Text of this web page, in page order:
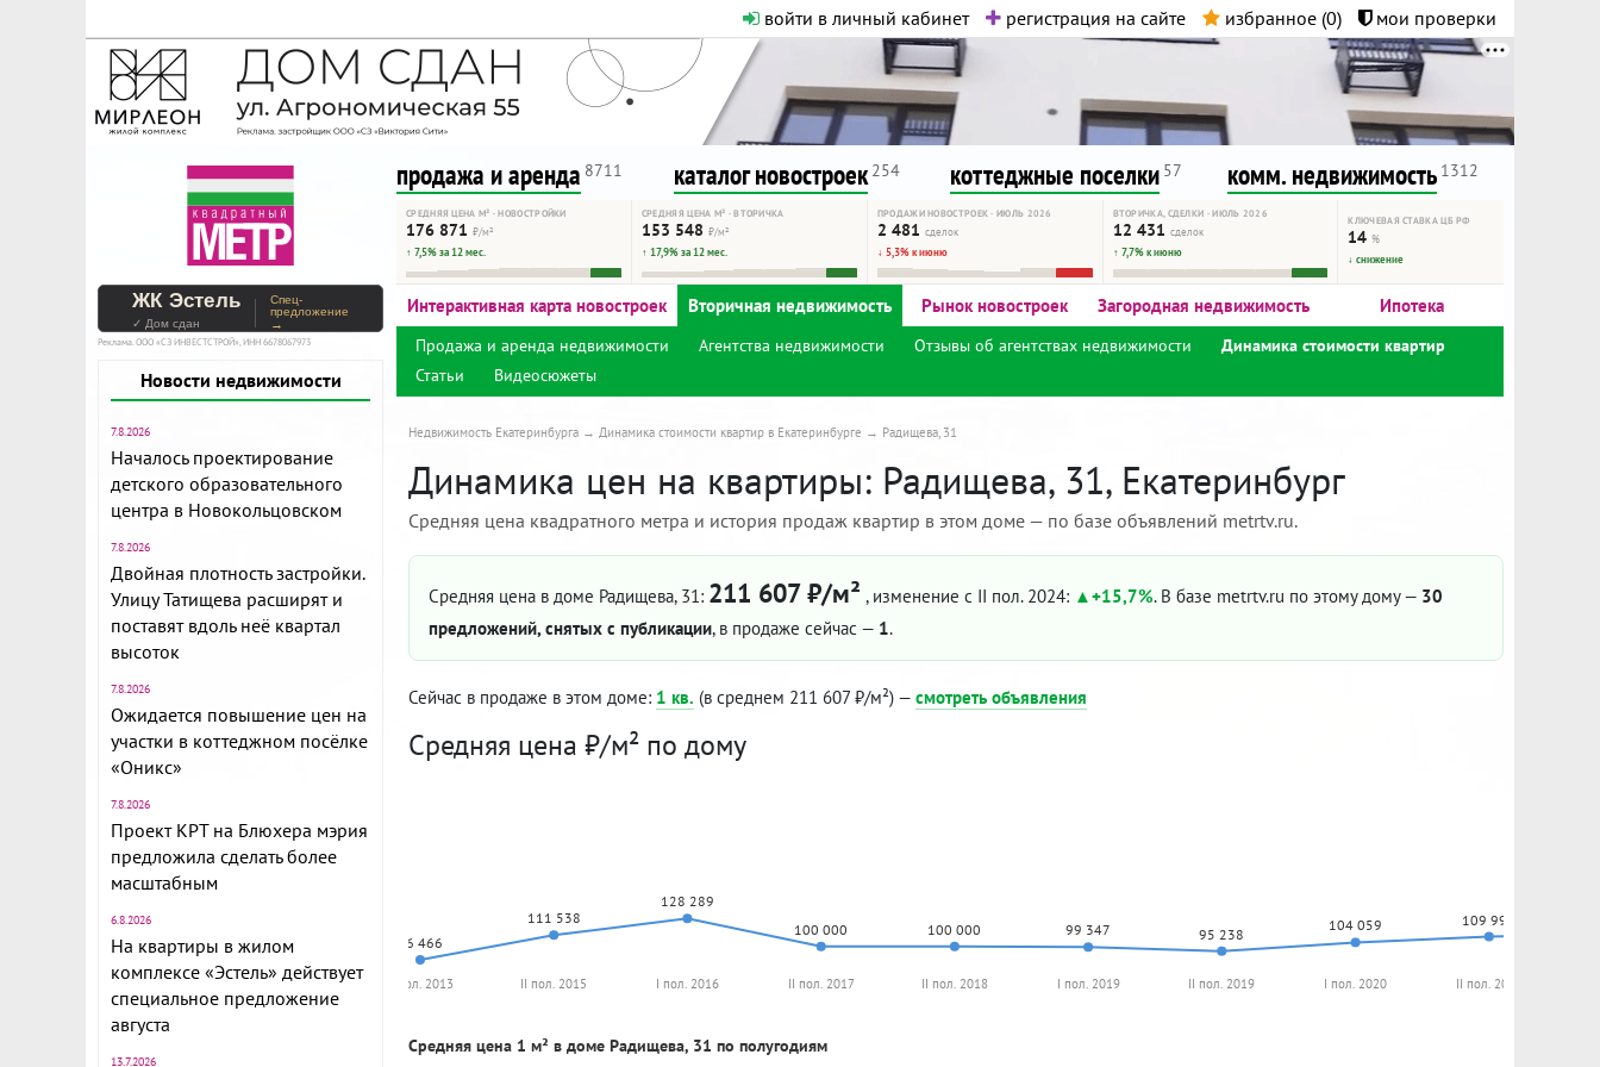
войти в личный кабинет регистрация на сайте избранное (0) мои проверки
На Метре реклама - только нормальная. Никакого шок-контента.
Помогайте независимому ресурсу, как он помогает вам. Удачи!
продажа и аренда 8711 каталог новостроек 254 коттеджные поселки 57 комм. недвижимость 1312
СРЕДНЯЯ ЦЕНА М² · НОВОСТРОЙКИ
176 871 ₽/м²
↑ 7,5% за 12 мес.
СРЕДНЯЯ ЦЕНА М² · ВТОРИЧКА
153 548 ₽/м²
↑ 17,9% за 12 мес.
ПРОДАЖИ НОВОСТРОЕК · ИЮЛЬ 2026
2 481 сделок
↓ 5,3% к июню
ВТОРИЧКА, СДЕЛКИ · ИЮЛЬ 2026
12 431 сделок
↑ 7,7% к июню
КЛЮЧЕВАЯ СТАВКА ЦБ РФ
14%
↓ снижение
ЖК Эстель
✓ Дом сдан
Спец-
предложение
→
Реклама. ООО «СЗ ИНВЕСТСТРОЙ», ИНН 6678067973
Новости недвижимости
7.8.2026
Началось проектирование
детского образовательного
центра в Новокольцовском
7.8.2026
Двойная плотность застройки.
Улицу Татищева расширят и
поставят вдоль неё квартал
высоток
7.8.2026
Ожидается повышение цен на
участки в коттеджном посёлке
«Оникс»
7.8.2026
Проект КРТ на Блюхера мэрия
предложила сделать более
масштабным
6.8.2026
На квартиры в жилом
комплексе «Эстель» действует
специальное предложение
августа
13.7.2026
Интерактивная карта новостроек Вторичная недвижимость Рынок новостроек Загородная недвижимость Ипотека
Продажа и аренда недвижимости Агентства недвижимости Отзывы об агентствах недвижимости
Динамика стоимости квартир
Статьи
Видеосюжеты
Недвижимость Екатеринбурга Динамика стоимости квартир в Екатеринбурге Радищева, 31
Динамика цен на квартиры: Радищева, 31, Екатеринбург
Средняя цена квадратного метра и история продаж квартир в этом доме — по базе объявлений metrtv.ru.
Средняя цена в доме Радищева, 31: 211 607 ₽/м² , изменение с II пол. 2024: +15,7%. В базе metrtv.ru по этому дому — 30
предложений, снятых с публикации, в продаже сейчас — 1.
Сейчас в продаже в этом доме: 1 кв. (в среднем 211 607 ₽/м²) — смотреть объявления
Средняя цена ₽/м² по дому
86 466
111 538
128 289
100 000
100 000 99 347 95 238 104 059 109 994
II пол. 2013 II пол. 2015 I пол. 2016 II пол. 2017 II пол. 2018 I пол. 2019 II пол. 2019 I пол. 2020 II пол. 2020
Средняя цена 1 м² в доме Радищева, 31 по полугодиям